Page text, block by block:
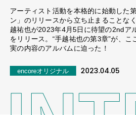
アーティスト活動を本格的に始動した
ン」のリリースから立ち止まることな
越祐也が2023年4月5日に待望の2ndア
をリリース。“手越祐也の第3章”が、
実の内容のアルバムに迫った！
encoreオリジナル 2023.04.05